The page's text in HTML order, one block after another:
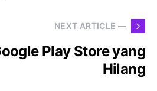
NEXT ARTICLE —
Play Store yang
Hilang